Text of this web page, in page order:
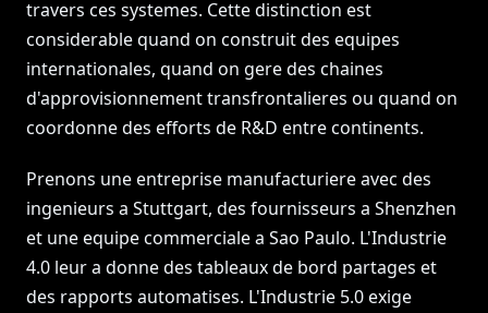
travers ces systemes. Cette distinction est
considerable quand on construit des equipes
internationales, quand on gere des chaines
d'approvisionnement transfrontalieres ou quand on
coordonne des efforts de R&D entre continents.
Prenons une entreprise manufacturiere avec des
ingenieurs a Stuttgart, des fournisseurs a Shenzhen
et une equipe commerciale a Sao Paulo. L'Industrie
4.0 leur a donne des tableaux de bord partages et
des rapports automatises. L'Industrie 5.0 exige